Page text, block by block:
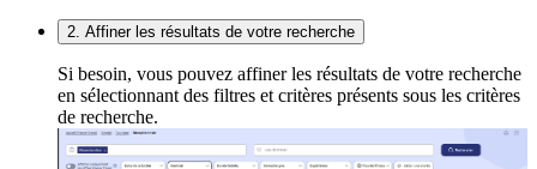
2. Affiner les résultats de votre recherche
Si besoin, vous pouvez affiner les résultats de votre recherche
en sélectionnant des filtres et critères présents sous les critères
de recherche.